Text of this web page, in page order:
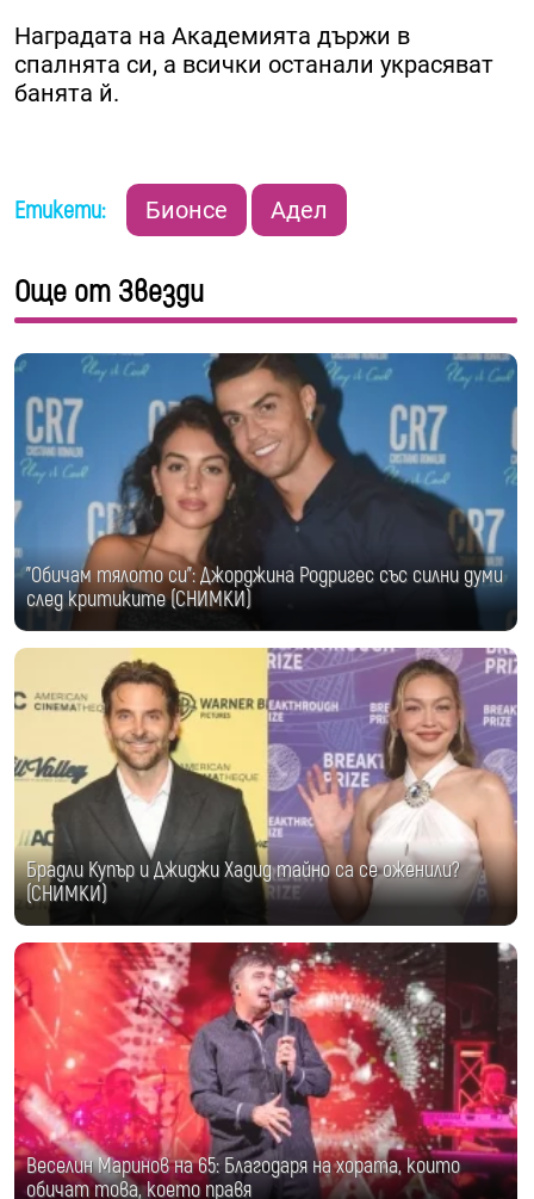
Наградата на Академията държи в
спалнята си, а всички останали украсяват
банята й.
Етикети: Бионсе Адел
Още от Звезди
"Обичам тялото си": Джорджина Родригес със силни думи
след критиките (СНИМКИ)
Брадли Купър и Джиджи Хадид тайно са се оженили?
(СНИМКИ)
Веселин Маринов на 65: Благодаря на хората, които
обичат това, което правя